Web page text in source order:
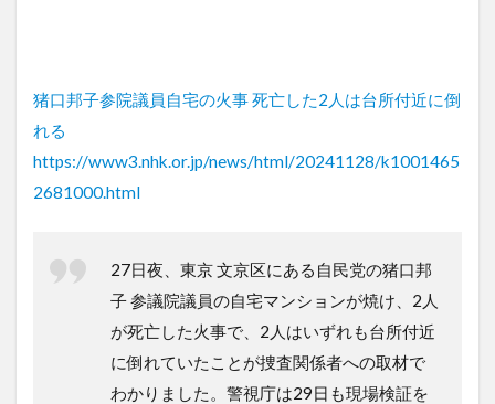
猪口邦子参院議員自宅の火事 死亡した2人は台所付近に倒
れる
https://www3.nhk.or.jp/news/html/20241128/k1001465
2681000.html
27日夜、東京 文京区にある自民党の猪口邦
子 参議院議員の自宅マンションが焼け、2人
が死亡した火事で、2人はいずれも台所付近
に倒れていたことが捜査関係者への取材で
わかりました。警視庁は29日も現場検証を